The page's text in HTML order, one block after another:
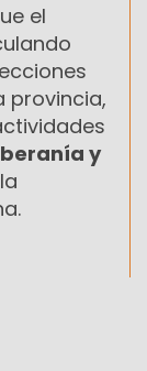
el
provincia,
y